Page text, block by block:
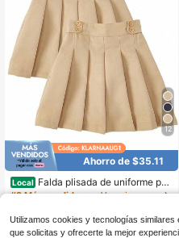
12
Ahorro de $35.11
Local Falda plisada de uniforme par
a niña, tallas del 5 al 16, en colores
scuro
#9 Más vendidos
en Vacaciones Faldas de chicas jóvenes
$24.89 -59%
Utilizamos cookies y tecnologías
que solicitas y ofrecerte la mejor